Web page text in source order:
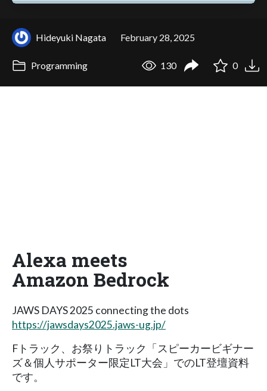
Hideyuki Nagata February 28, 2025
Programming 130 0
Alexa meets
Amazon Bedrock
JAWS DAYS 2025 connecting the dots
https://jawsdays2025.jaws-ug.jp/
Fトラック、お祭りトラック「スピーカービギナー
ズ＆個人サポーター限定LT大会」でのLT登壇資料
です。